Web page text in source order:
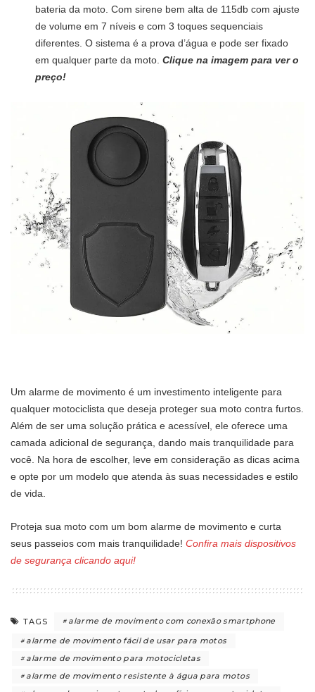
bateria da moto. Com sirene bem alta de 115db com ajuste
de volume em 7 níveis e com 3 toques sequenciais
diferentes. O sistema é a prova d’água e pode ser fixado
em qualquer parte da moto. Clique na imagem para ver o
preço!
Um alarme de movimento é um investimento inteligente para
qualquer motociclista que deseja proteger sua moto contra furtos.
Além de ser uma solução prática e acessível, ele oferece uma
camada adicional de segurança, dando mais tranquilidade para
você. Na hora de escolher, leve em consideração as dicas acima
e opte por um modelo que atenda às suas necessidades e estilo
de vida.
Proteja sua moto com um bom alarme de movimento e curta
seus passeios com mais tranquilidade! Confira mais dispositivos
de segurança clicando aqui!
TAGS
alarme de movimento com conexão smartphone
alarme de movimento fácil de usar para motos
alarme de movimento para motocicletas
alarme de movimento resistente à água para motos